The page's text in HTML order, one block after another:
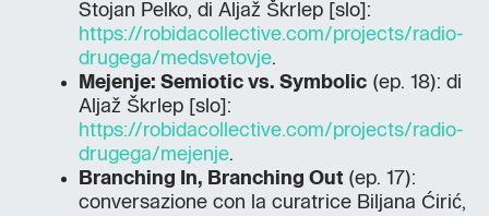
Stojan Pelko, di Aljaž Škrlep [slo]:
https://robidacollective.com/projects/radio-
drugega/medsvetovje.
Mejenje: Semiotic vs. Symbolic (ep. 18): di
Aljaž Škrlep [slo]:
https://robidacollective.com/projects/radio-
drugega/mejenje.
Branching In, Branching Out (ep. 17):
conversazione con la curatrice Biljana Ćirić,